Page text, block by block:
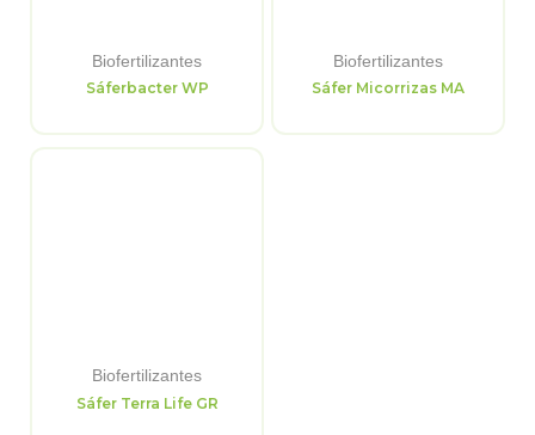
Biofertilizantes
Sáferbacter WP
Biofertilizantes
Sáfer Micorrizas MA
Biofertilizantes
Sáfer Terra Life GR